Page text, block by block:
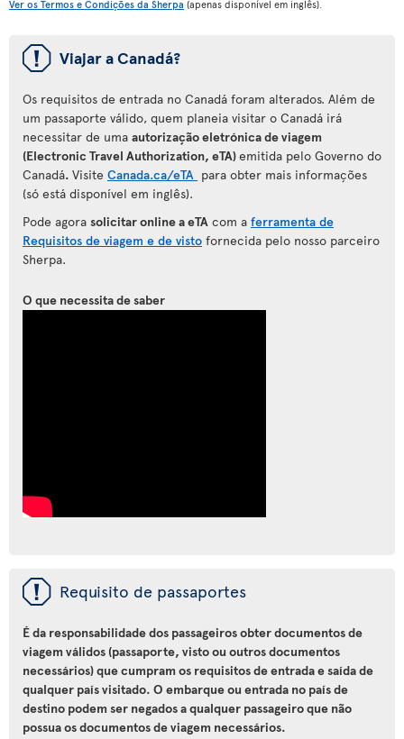
Ver os Termos e Condições da Sherpa (apenas disponível em inglês).
ü Viajar a Canadá?
Os requisitos de entrada no Canadá foram alterados. Além de
um passaporte válido, quem planeia visitar o Canadá irá
necessitar de uma autorização eletrónica de viagem
(Electronic Travel Authorization, eTA)emitida pelo Governo do
Canadá. Visite Canada.ca/eTA para obter mais informações
(só está disponível em inglês).
Pode agora solicitar online a eTA com a ferramenta de
Requisitos de viagem e de visto fornecida pelo nosso parceiro
Sherpa.
O que necessita de saber
ü Requisito de passaportes
É da responsabilidade dos passageiros obter documentos de
viagem válidos (passaporte, visto ou outros documentos
necessários) que cumpram os requisitos de entrada e saída de
qualquer país visitado. O embarque ou entrada no país de
destino podem ser negados a qualquer passageiro que não
possua os documentos de viagem necessários.